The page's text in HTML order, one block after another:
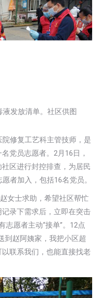
发放清单。社区供图
修复工艺科主管技师，是
党员志愿者。2月16日，
区进行封控排查，为居民
者加入，包括16名党员。
女士求助，希望社区帮忙
录下需求后，立即在突击
志愿者主动“接单”。12点
到赵阿姨家，我把小区超
联系我们，也能直接找老